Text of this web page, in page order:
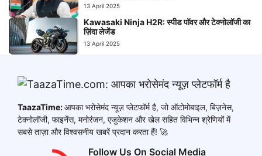
13 April 2025
Kawasaki Ninja H2R: स्पीड पॉवर और टेक्नोलॉजी का
ज़िंदा लेजेंड
13 April 2025
TaazaTime:आपका भरोसेमंद न्यूज़ प्लेटफॉर्म है, जो ऑटोमोबाइल, बिज़नेस,
टेक्नोलॉजी, फाइनेंस, मनोरंजन, एजुकेशन और खेल सहित विभिन्न श्रेणियों में
सबसे ताज़ा और विश्वसनीय खबरें प्रदान करता हैं! 🚀
Follow Us On Social Media